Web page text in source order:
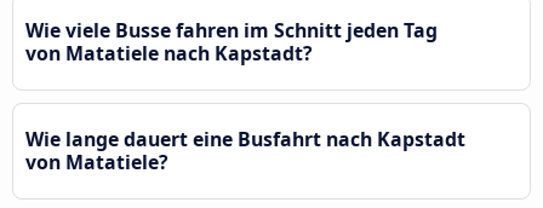
Wie viele Busse fahren im Schnitt jeden Tag
von Matatiele nach Kapstadt?
Wie lange dauert eine Busfahrt nach Kapstadt
von Matatiele?